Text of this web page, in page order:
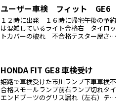
上で一発合格
ユーザー車検 フィット GE6
１２時に出発 １６時に帰宅午後の予約
は混雑しているライト合格右 タイロッ
トカバーの破れ 不合格テスター屋さん
円重量税 ３４２００円自...
HONDA FIT GE8 車検受け
姫路で車検受けた市川ランプ下車車検不
合格スモールランプ前右ランプ切れタイ
エンドブーツのグリス漏れ（左右）テス